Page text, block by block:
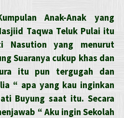
Anak-Anak yang
Taqwa Teluk Pulai itu
Nasution yang menurut
Suaranya cukup khas dan
itu pun tergugah dan
“ apa yang kau inginkan
Buyung saat itu. Secara
“ Aku ingin Sekolah